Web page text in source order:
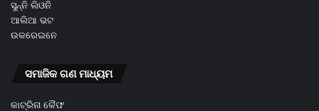
ସୁନ୍ନି ଲିଓନି
ଆଲିଆ ଭଟ
ଉକରେଇନେ
ସମାଜିକ ଗଣ ମାଧ୍ୟମ
କାଟ୍ରିନା କୈଫ